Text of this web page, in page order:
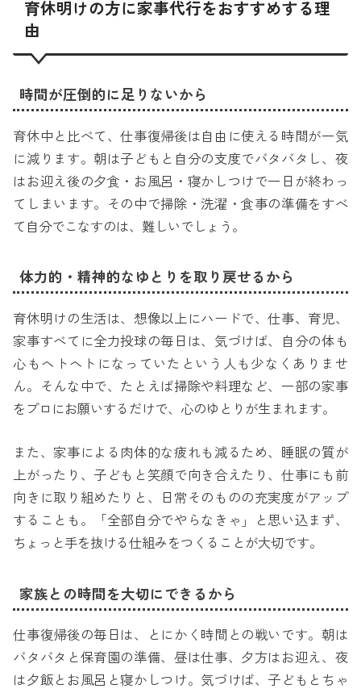
育休明けの方に家事代行をおすすめする理
由
時間が圧倒的に足りないから
育休中と比べて、仕事復帰後は自由に使える時間が一気
に減ります。朝は子どもと自分の支度でバタバタし、夜
はお迎え後の夕食・お風呂・寝かしつけで一日が終わっ
てしまいます。その中で掃除・洗濯・食事の準備をすべ
て自分でこなすのは、難しいでしょう。
体力的・精神的なゆとりを取り戻せるから
育休明けの生活は、想像以上にハードで、仕事、育児、
家事すべてに全力投球の毎日は、気づけば、自分の体も
心もヘトヘトになっていたという人も少なくありませ
ん。そんな中で、たとえば掃除や料理など、一部の家事
をプロにお願いするだけで、心のゆとりが生まれます。
また、家事による肉体的な疲れも減るため、睡眠の質が
上がったり、子どもと笑顔で向き合えたり、仕事にも前
向きに取り組めたりと、日常そのものの充実度がアップ
することも。「全部自分でやらなきゃ」と思い込まず、
ちょっと手を抜ける仕組みをつくることが大切です。
家族との時間を大切にできるから
仕事復帰後の毎日は、とにかく時間との戦いです。朝は
バタバタと保育園の準備、昼は仕事、夕方はお迎え、夜
は夕飯とお風呂と寝かしつけ。気づけば、子どもとちゃ